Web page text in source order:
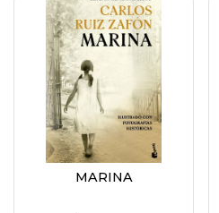
MARINA